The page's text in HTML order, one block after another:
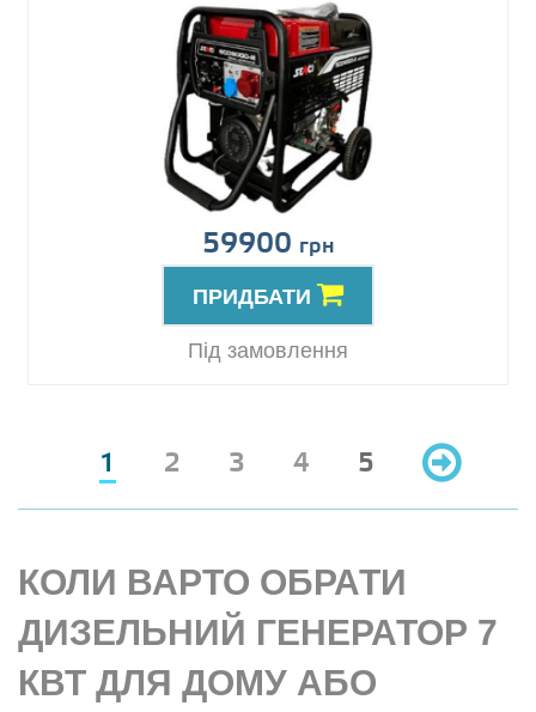
59900 грн
ПРИДБАТИ
Під замовлення
1 2 3 4 5
КОЛИ ВАРТО ОБРАТИ
ДИЗЕЛЬНИЙ ГЕНЕРАТОР 7
КВТ ДЛЯ ДОМУ АБО